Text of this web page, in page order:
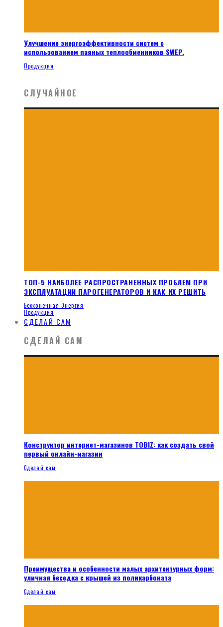
Улучшение энергоэффективности систем с
использованием паяных теплообменников SWEP.
Продукция
СЛУЧАЙНОЕ
ТОП-5 НАИБОЛЕЕ РАСПРОСТРАНЕННЫХ ПРОБЛЕМ ПРИ
ЭКСПЛУАТАЦИИ ПАРОГЕНЕРАТОРОВ И КАК ИХ РЕШИТЬ
Бесконечная Энергия
Продукция
СДЕЛАЙ САМ
СДЕЛАЙ САМ
Конструктор интернет-магазинов TOBIZ: как создать свой
первый онлайн-магазин
Сделай сам
Преимущества и особенности малых архитектурных форм:
уличная беседка с крышей из поликарбоната
Сделай сам